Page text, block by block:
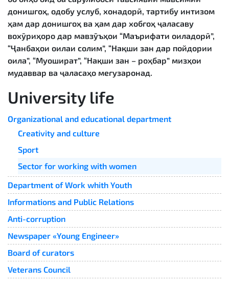
донишгоҳ, одобу услуб, хонадорӣ, тартибу интизом
ҳам дар донишгоҳ ва ҳам дар хобгоҳ ҷаласаву
вохӯриҳоро дар мавзӯъҳои “Маърифати оиладорӣ”,
“Ҷанбаҳои оилаи солим”, “Нақши зан дар пойдории
оила”, “Муошират”, “Нақши зан – роҳбар” мизҳои
мудаввар ва ҷаласаҳо мегузаронад.
University life
Organizational and educational department
Creativity and culture
Sport
Sector for working with women
Department of Work whith Youth
Informations and Public Relations
Anti-corruption
Newspaper «Young Engineer»
Board of curators
Veterans Council